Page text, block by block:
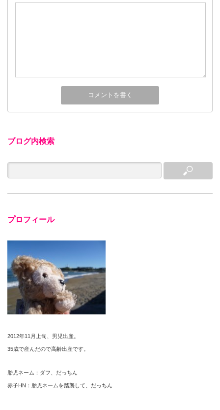
ブログ内検索
プロフィール
2012年11月上旬、男児出産。
35歳で産んだので高齢出産です。
胎児ネーム：ダフ、だっちん
赤子HN：胎児ネームを踏襲して、だっちん